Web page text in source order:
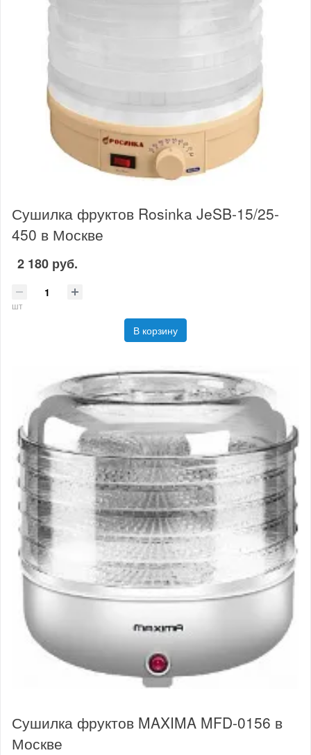
Сушилка фруктов Rosinka JeSB-15/25-
450 в Москве
2 180 руб.
шт
В корзину
Сушилка фруктов MAXIMA MFD-0156 в
Москве